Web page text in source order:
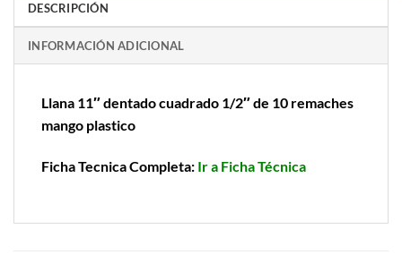
DESCRIPCIÓN
INFORMACIÓN ADICIONAL
Llana 11″ dentado cuadrado 1/2″ de 10 remaches
mango plastico
Ficha Tecnica Completa: Ir a Ficha Técnica